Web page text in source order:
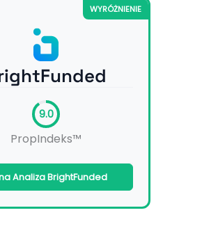
WYRÓŻNIENIE
9.0
PropIndeks™
Analiza BrightFunded